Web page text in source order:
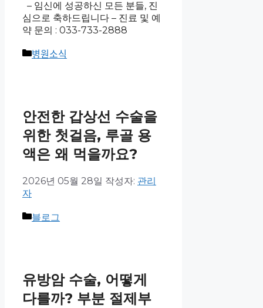
– 임신에 성공하신 모든 분들, 진
심으로 축하드립니다 – 진료 및 예
약 문의 : 033-733-2888
병원소식
안전한 갑상선 수술을
위한 첫걸음, 루골 용
액은 왜 먹을까요?
2026년 05월 28일 작성자: 관리
자
블로그
유방암 수술, 어떻게
다를까? 부분 절제부